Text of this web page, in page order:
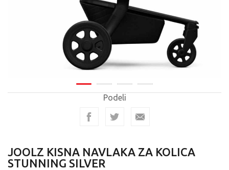
Podeli
JOOLZ KISNA NAVLAKA ZA KOLICA
STUNNING SILVER